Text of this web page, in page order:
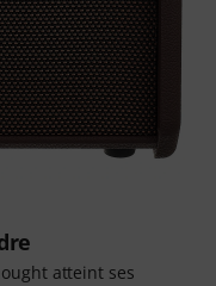
atteint ses